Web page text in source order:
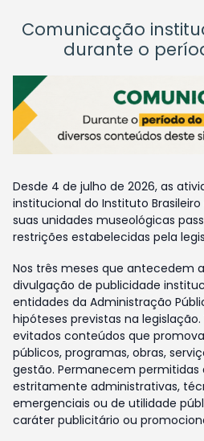
Comunicação
durante o
Desde 4 de julho de 2026, as
institucional do Instituto
suas unidades museológicas
restrições estabelecidas pela
Nos três meses que antecedem
divulgação de publicidade
entidades da Administração
hipóteses previstas na
evitados conteúdos que
públicos, programas, obras,
gestão. Permanecem permitidas
estritamente administrativas,
emergenciais ou de utilidade
caráter publicitário ou